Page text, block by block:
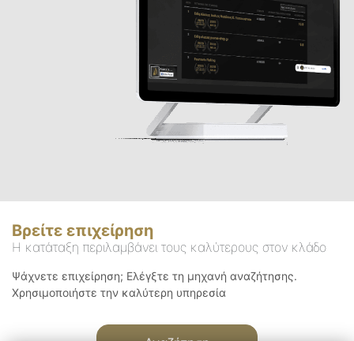
Βρείτε επιχείρηση
Η κατάταξη περιλαμβάνει τους καλύτερους στον κλάδο
Ψάχνετε επιχείρηση; Ελέγξτε τη μηχανή αναζήτησης.
Χρησιμοποιήστε την καλύτερη υπηρεσία